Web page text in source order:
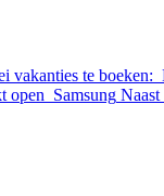
vakanties te boeken:
open Samsung Naast